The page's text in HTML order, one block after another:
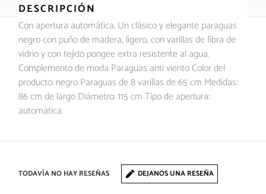
DESCRIPCIÓN
Con apertura automática. Un clásico y elegante paraguas
negro con puño de madera, ligero, con varillas de fibra de
vidrio y con tejido pongee extra resistente al agua.
Complemento de moda Paraguas anti viento Color del
producto: negro Paraguas de 8 varillas de 65 cm Medidas:
86 cm de largo Diámetro: 115 cm Tipo de apertura:
automática
TODAVÍA NO HAY RESEÑAS DEJANOS UNA RESEÑA